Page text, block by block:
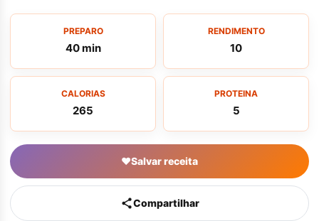
PREPARO
40 min
RENDIMENTO
10
CALORIAS
265
PROTEINA
5
♥Salvar receita
Compartilhar